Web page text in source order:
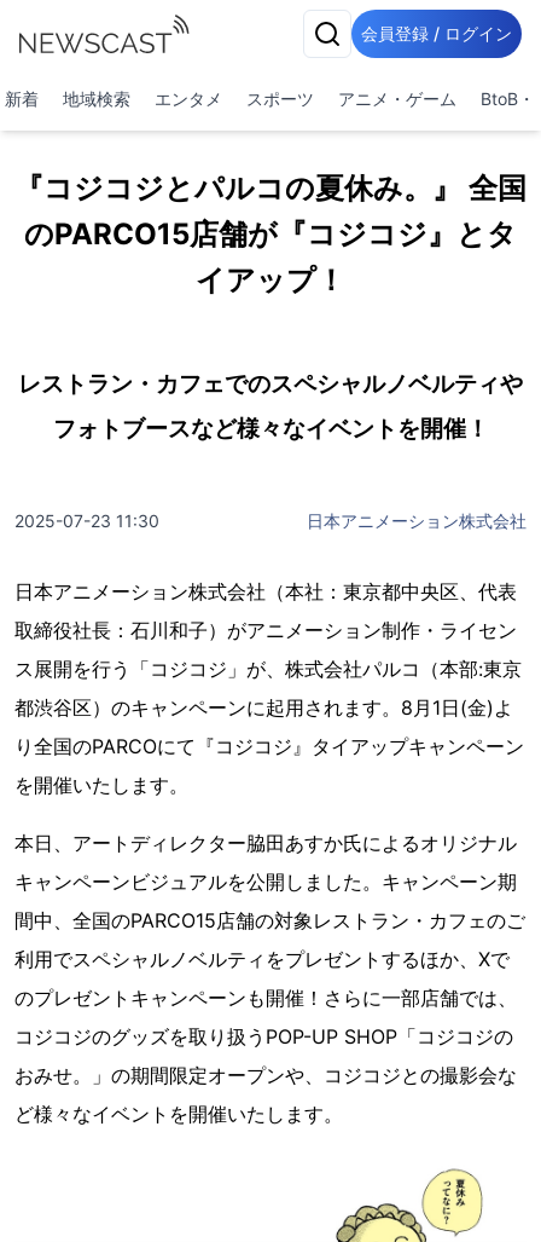
会員登録 / ログイン
新着 地域検索 エンタメ スポーツ アニメ・ゲーム BtoB・
『コジコジとパルコの夏休み。』 全国
のPARCO15店舗が『コジコジ』とタ
イアップ！
レストラン・カフェでのスペシャルノベルティや
フォトブースなど様々なイベントを開催！
2025-07-23 11:30 日本アニメーション株式会社
日本アニメーション株式会社（本社：東京都中央区、代表
取締役社長：石川和子）がアニメーション制作・ライセン
ス展開を行う「コジコジ」が、株式会社パルコ（本部:東京
都渋谷区）のキャンペーンに起用されます。8月1日(金)よ
り全国のPARCOにて『コジコジ』タイアップキャンペーン
を開催いたします。
本日、アートディレクター脇田あすか氏によるオリジナル
キャンペーンビジュアルを公開しました。キャンペーン期
間中、全国のPARCO15店舗の対象レストラン・カフェのご
利用でスペシャルノベルティをプレゼントするほか、Xで
のプレゼントキャンペーンも開催！さらに一部店舗では、
コジコジのグッズを取り扱うPOP-UP SHOP「コジコジの
おみせ。」の期間限定オープンや、コジコジとの撮影会な
ど様々なイベントを開催いたします。